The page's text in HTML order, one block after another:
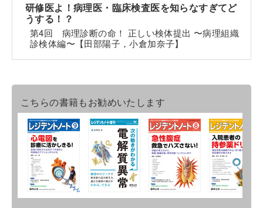
研修医よ！病理医・臨床検査医を知らなすぎてど
うする！？
第4回 病理診断の命！ 正しい検体提出 〜病理組織
診検体編〜【田部陽子，小倉加奈子】
こちらの書籍もお勧めいたします